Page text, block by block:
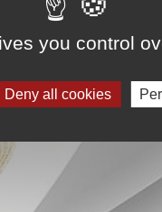
you control
Deny all cookies